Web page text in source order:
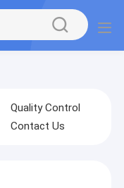
Quality Control
Contact Us